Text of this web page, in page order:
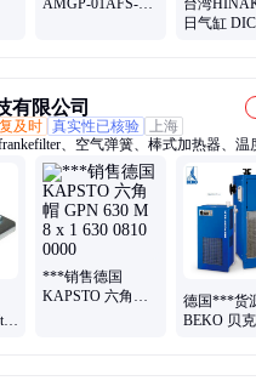
AMGP-01AFS-
台湾
日气缸
有限公司
及时 真实性已核验
上海
、空气弹簧、棒式加热器、温
、softal电路板、noding传感器、
纹套、导电率检测仪
***销售德国
KAPSTO 六角帽
德国***货
BEKO 贝